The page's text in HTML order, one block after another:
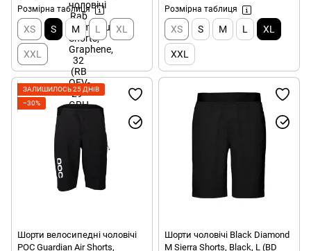
Розмірна таблиця
XS S M L XL
XXL
Розмірна таблиця
XS S M L XL
XXL
ЗАЛИШИЛОСЬ 25 ДНІВ
−30%
Шорти велосипедні чоловічі
POC Guardian Air Shorts,
Шорти чоловічі Black Diamond
M Sierra Shorts, Black, L (BD